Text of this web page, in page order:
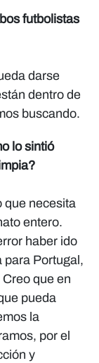
futbolistas
darse
dentro de
buscando.
lo sintió
que necesita
entero.
haber ido
para Portugal,
que en
pueda
la
por el
y